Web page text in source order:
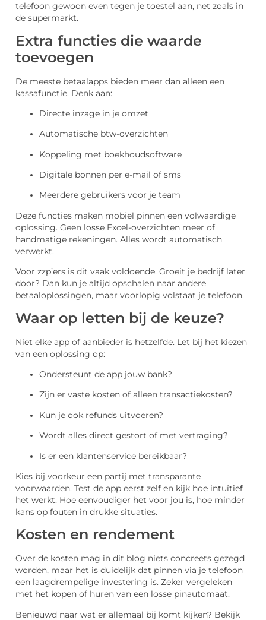
telefoon gewoon even tegen je toestel aan, net zoals in
de supermarkt.
Extra functies die waarde
toevoegen
De meeste betaalapps bieden meer dan alleen een
kassafunctie. Denk aan:
Directe inzage in je omzet
Automatische btw-overzichten
Koppeling met boekhoudsoftware
Digitale bonnen per e-mail of sms
Meerdere gebruikers voor je team
Deze functies maken mobiel pinnen een volwaardige
oplossing. Geen losse Excel-overzichten meer of
handmatige rekeningen. Alles wordt automatisch
verwerkt.
Voor zzp’ers is dit vaak voldoende. Groeit je bedrijf later
door? Dan kun je altijd opschalen naar andere
betaaloplossingen, maar voorlopig volstaat je telefoon.
Waar op letten bij de keuze?
Niet elke app of aanbieder is hetzelfde. Let bij het kiezen
van een oplossing op:
Ondersteunt de app jouw bank?
Zijn er vaste kosten of alleen transactiekosten?
Kun je ook refunds uitvoeren?
Wordt alles direct gestort of met vertraging?
Is er een klantenservice bereikbaar?
Kies bij voorkeur een partij met transparante
voorwaarden. Test de app eerst zelf en kijk hoe intuïtief
het werkt. Hoe eenvoudiger het voor jou is, hoe minder
kans op fouten in drukke situaties.
Kosten en rendement
Over de kosten mag in dit blog niets concreets gezegd
worden, maar het is duidelijk dat pinnen via je telefoon
een laagdrempelige investering is. Zeker vergeleken
met het kopen of huren van een losse pinautomaat.
Benieuwd naar wat er allemaal bij komt kijken? Bekijk